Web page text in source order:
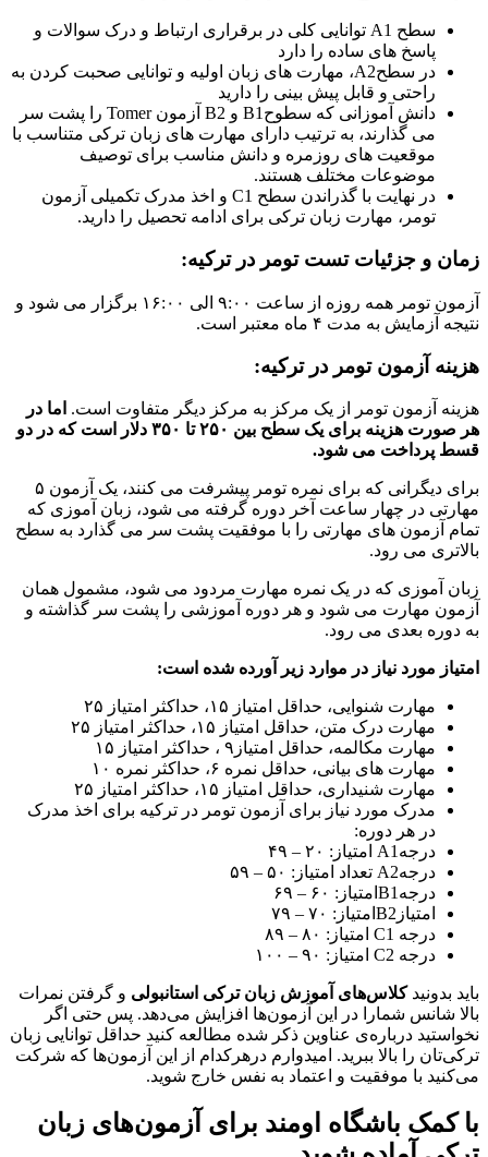
سطح A1 توانایی کلی در برقراری ارتباط و درک سوالات و
پاسخ های ساده را دارد
در سطحA2، مهارت های زبان اولیه و توانایی صحبت کردن به
راحتی و قابل پیش بینی را دارید
دانش آموزانی که سطوحB1 و B2 آزمون Tomer را پشت سر
می گذارند، به ترتیب دارای مهارت های زبان ترکی متناسب با
موقعیت های روزمره و دانش مناسب برای توصیف
موضوعات مختلف هستند.
در نهایت با گذراندن سطح C1 و اخذ مدرک تکمیلی آزمون
تومر، مهارت زبان ترکی برای ادامه تحصیل را دارید.
زمان و جزئیات تست تومر در ترکیه:
آزمون تومر همه روزه از ساعت ۹:۰۰ الی ۱۶:۰۰ برگزار می شود و
نتیجه آزمایش به مدت ۴ ماه معتبر است.
هزینه آزمون تومر در ترکیه:
هزینه آزمون تومر از یک مرکز به مرکز دیگر متفاوت است. اما در
هر صورت هزینه برای یک سطح بین ۲۵۰ تا ۳۵۰ دلار است که در دو
قسط پرداخت می شود.
برای دیگرانی که برای نمره تومر پیشرفت می کنند، یک آزمون ۵
مهارتی در چهار ساعت آخر دوره گرفته می شود، زبان آموزی که
تمام آزمون های مهارتی را با موفقیت پشت سر می گذارد به سطح
بالاتری می رود.
زبان آموزی که در یک نمره مهارت مردود می شود، مشمول همان
آزمون مهارت می شود و هر دوره آموزشی را پشت سر گذاشته و
به دوره بعدی می رود.
امتیاز مورد نیاز در موارد زیر آورده شده است:
مهارت شنوایی، حداقل امتیاز ۱۵، حداکثر امتیاز ۲۵
مهارت درک متن، حداقل امتیاز ۱۵، حداکثر امتیاز ۲۵
مهارت مکالمه، حداقل امتیاز۹ ، حداکثر امتیاز ۱۵
مهارت های بیانی، حداقل نمره ۶، حداکثر نمره ۱۰
مهارت شنیداری، حداقل امتیاز ۱۵، حداکثر امتیاز ۲۵
مدرک مورد نیاز برای آزمون تومر در ترکیه برای اخذ مدرک
در هر دوره:
درجهA1 امتیاز: ۲۰ – ۴۹
درجهA2 تعداد امتیاز: ۵۰ – ۵۹
درجهB1امتیاز: ۶۰ – ۶۹
امتیازB2امتیاز: ۷۰ – ۷۹
درجه C1 امتیاز: ۸۰ – ۸۹
درجه C2 امتیاز: ۹۰ – ۱۰۰
باید بدونیدکلاس‌های آموزش زبان ترکی استانبولی و گرفتن نمرات
بالا شانس شمارا در این آزمون‌ها افزایش می‌دهد. پس حتی اگر
نخواستید درباره‌ی عناوین ذکر شده مطالعه کنید حداقل توانایی زبان
ترکی‌تان را بالا ببرید. امیدوارم درهرکدام از این آزمون‌ها که شرکت
می‌کنید با موفقیت و اعتماد به نفس خارج شوید.
با کمک باشگاه اومند برای آزمون‌های زبان